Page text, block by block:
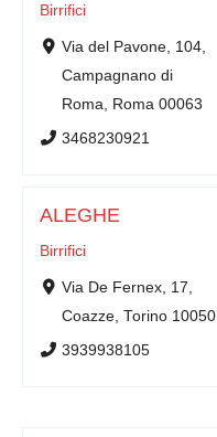
Birrifici
Via del Pavone, 104,
Campagnano di
Roma, Roma 00063
3468230921
ALEGHE
Birrifici
Via De Fernex, 17,
Coazze, Torino 10050
3939938105